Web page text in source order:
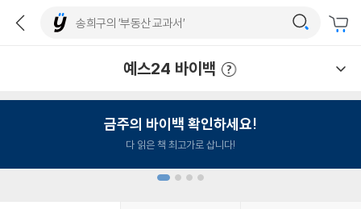
예스24 바이백
금주의 바이백 확인하세요!
다 읽은 책 최고가로 삽니다!